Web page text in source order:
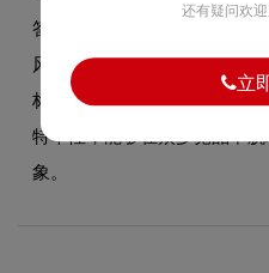
答：大连海洋大学品牌logo
风格在教育领域具有较好的
标的核心手法，既符合行业
特个性，能够在众多竞品中
象。
还有疑问欢
立